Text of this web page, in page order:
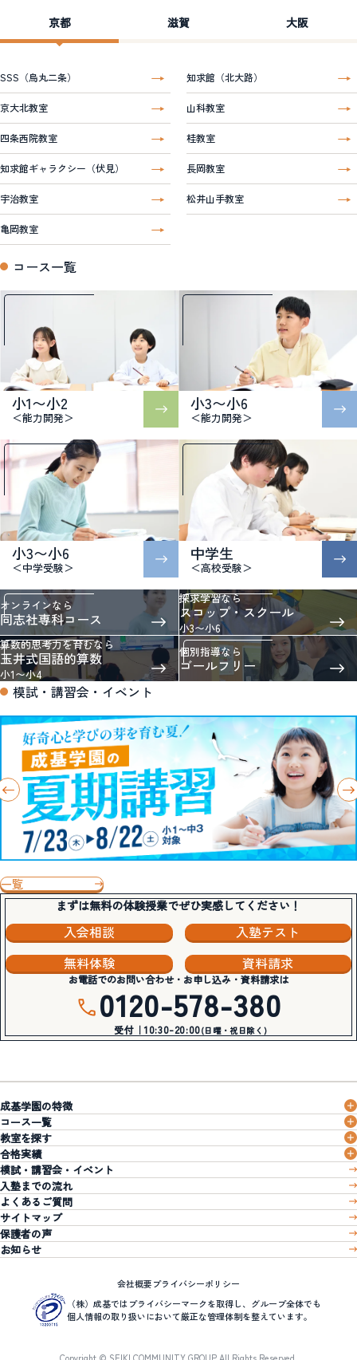
京都 滋賀 大阪
SSS（烏丸二条） 知求館（北大路）
京大北教室 山科教室
四条西院教室 桂教室
知求館ギャラクシー（伏見） 長岡教室
宇治教室 松井山手教室
亀岡教室
コース一覧
小1〜小2
＜能力開発＞
小3〜小6
＜能力開発＞
小3〜小6
＜中学受験＞
中学生
＜高校受験＞
オンラインなら
同志社専科コース
探求学習なら
スコップ・スクール
小3〜小6
算数的思考力を育むなら
玉井式国語的算数
小1〜小4
個別指導なら
ゴールフリー
模試・講習会・イベント
一覧
まずは無料の体験授業でぜひ実感してください！
入会相談
入塾テスト
無料体験
資料請求
お電話でのお問い合わせ・お申し込み・資料請求は
0120-578-380
受付｜10:30-20:00(日曜・祝日除く)
成基学園の特徴
コース一覧
教室を探す
合格実績
模試・講習会・イベント
入塾までの流れ
よくあるご質問
サイトマップ
保護者の声
お知らせ
会社概要プライバシーポリシー
（株）成基ではプライバシーマークを取得し、グループ全体でも
個人情報の取り扱いにおいて厳正な管理体制を整えています。